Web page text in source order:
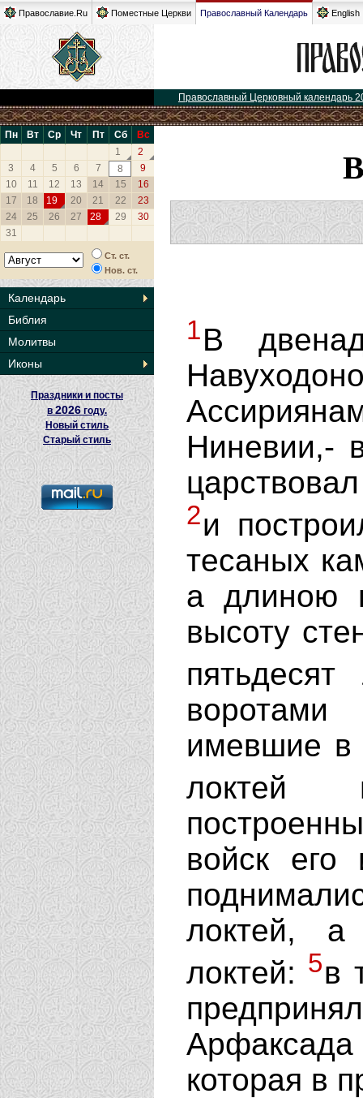
Православие.Ru Поместные Церкви Православный Календарь English
Православный Церковный календарь
Пн Вт Ср Чт Пт Сб
Вс
1
2
3
4 5 6 7 8
9
10
11 12 13 14 15
16
17
18 19 20 21 22
23
24
25 26 27 28 29
30
31
Ст. ст.
Нов. ст.
Календарь
Библия
Молитвы
Иконы
Праздники и посты
в2026 году.
Новый стиль
Старый стиль
1В
Ниневии,-
2и
тесаных
а длиною
высоту
имевшие в
войск его
локтей,
локтей: 5в
которая в